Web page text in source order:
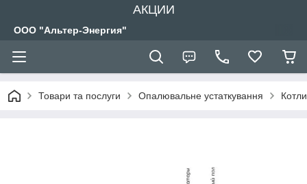
АКЦИИ
ООО "Альтер-Энергия"
Товари та послуги Опалювальне устаткування Котли